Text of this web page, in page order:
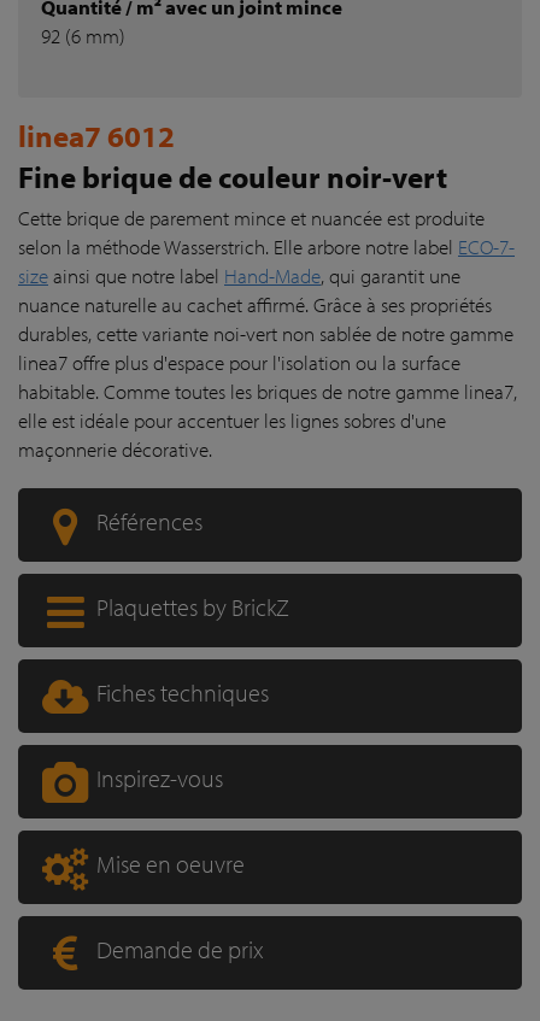
Quantité / m² avec un joint mince
92 (6 mm)
linea7 6012
Fine brique de couleur noir-vert
Cette brique de parement mince et nuancée est produite
selon la méthode Wasserstrich. Elle arbore notre label ECO-7-
sizeainsi que notre label Hand-Made, qui garantit une
nuance naturelle au cachet affirmé. Grâce à ses propriétés
durables, cette variante noi-vert non sablée de notre gamme
linea7 offre plus d'espace pour l'isolation ou la surface
habitable. Comme toutes les briques de notre gamme linea7,
elle est idéale pour accentuer les lignes sobres d'une
maçonnerie décorative.
Références
Plaquettes by BrickZ
Fiches techniques
Inspirez-vous
Mise en oeuvre
Demande de prix